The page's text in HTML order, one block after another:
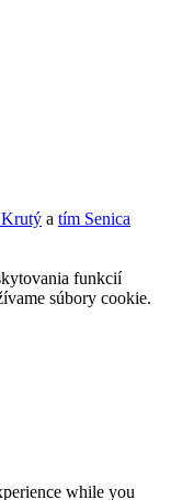
a tím Senica
funkcií
súbory cookie.
while you